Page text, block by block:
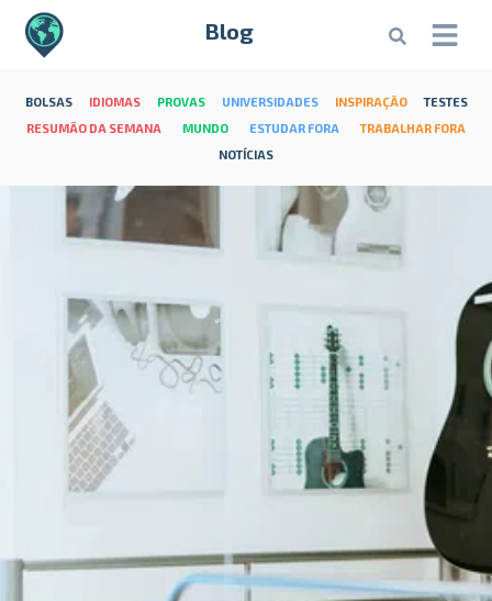
Blog
BOLSAS IDIOMAS PROVAS UNIVERSIDADES INSPIRAÇÃO
TESTES
RESUMÃO DA SEMANA
MUNDO ESTUDAR FORA
TRABALHAR FORA
NOTÍCIAS